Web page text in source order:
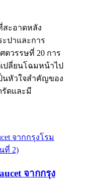
สะอาดหลัง
ปาและการ
ตวรรษที่ 20 การ
ปลี่ยนโฉมหน้าไป
นหัวใจสำคัญของ
ดและมี
จากกรุง